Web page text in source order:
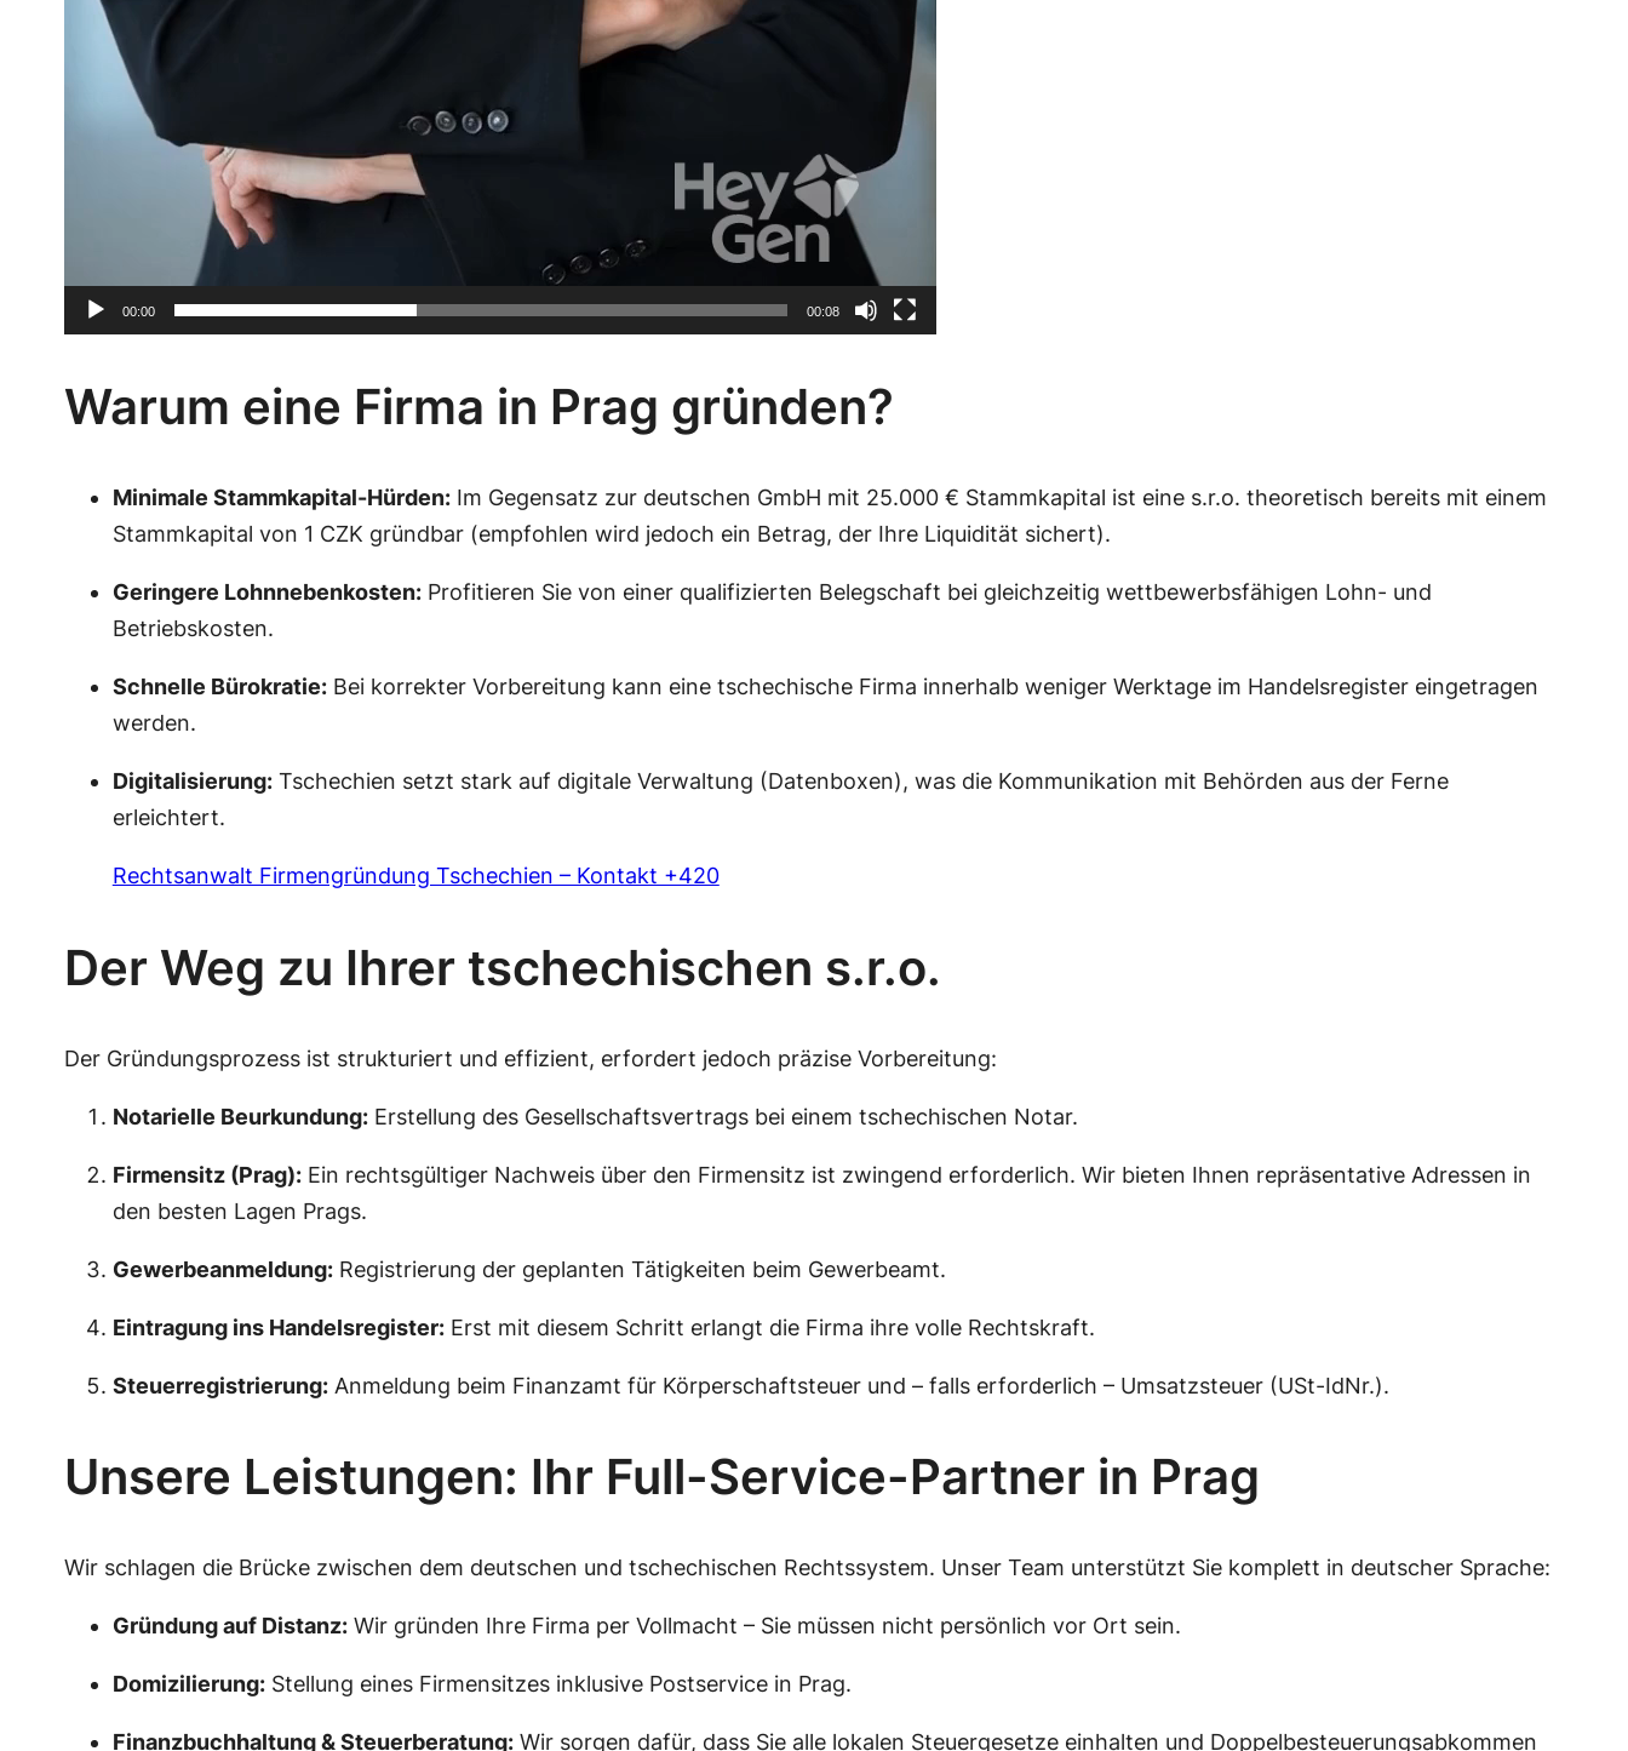
00:00 00:08
Warum eine Firma in Prag gründen?
Minimale Stammkapital-Hürden:Im Gegensatz zur deutschen GmbH mit 25.000 € Stammkapital ist eine s.r.o. theoretisch bereits mit einem
Stammkapital von 1 CZK gründbar (empfohlen wird jedoch ein Betrag, der Ihre Liquidität sichert).
Geringere Lohnnebenkosten:Profitieren Sie von einer qualifizierten Belegschaft bei gleichzeitig wettbewerbsfähigen Lohn- und
Betriebskosten.
Schnelle Bürokratie:Bei korrekter Vorbereitung kann eine tschechische Firma innerhalb weniger Werktage im Handelsregister eingetragen
werden.
Digitalisierung:Tschechien setzt stark auf digitale Verwaltung (Datenboxen), was die Kommunikation mit Behörden aus der Ferne
erleichtert.
Rechtsanwalt Firmengründung Tschechien – Kontakt +420
Der Weg zu Ihrer tschechischen s.r.o.
Der Gründungsprozess ist strukturiert und effizient, erfordert jedoch präzise Vorbereitung:
Notarielle Beurkundung:Erstellung des Gesellschaftsvertrags bei einem tschechischen Notar.
Firmensitz (Prag):Ein rechtsgültiger Nachweis über den Firmensitz ist zwingend erforderlich. Wir bieten Ihnen repräsentative Adressen in
den besten Lagen Prags.
Gewerbeanmeldung:Registrierung der geplanten Tätigkeiten beim Gewerbeamt.
Eintragung ins Handelsregister:Erst mit diesem Schritt erlangt die Firma ihre volle Rechtskraft.
Steuerregistrierung:Anmeldung beim Finanzamt für Körperschaftsteuer und – falls erforderlich – Umsatzsteuer (USt-IdNr.).
Unsere Leistungen: Ihr Full-Service-Partner in Prag
Wir schlagen die Brücke zwischen dem deutschen und tschechischen Rechtssystem. Unser Team unterstützt Sie komplett in deutscher Sprache:
Gründung auf Distanz:Wir gründen Ihre Firma per Vollmacht – Sie müssen nicht persönlich vor Ort sein.
Domizilierung:Stellung eines Firmensitzes inklusive Postservice in Prag.
Finanzbuchhaltung & Steuerberatung:Wir sorgen dafür, dass Sie alle lokalen Steuergesetze einhalten und Doppelbesteuerungsabkommen